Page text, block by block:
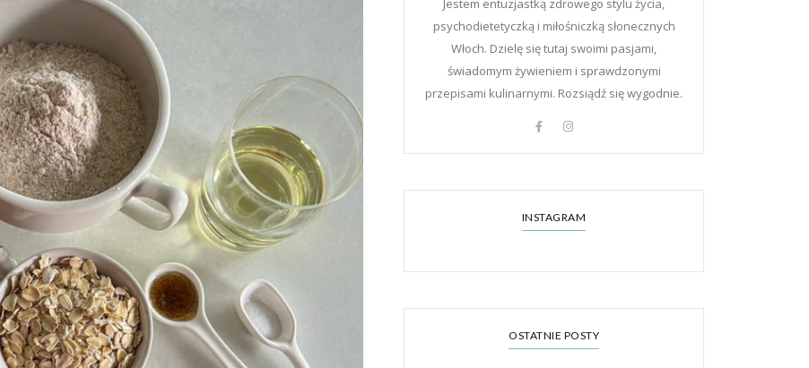
Jestem entuzjastką zdrowego stylu życia,
psychodietetyczką i miłośniczką słonecznych
Włoch. Dzielę się tutaj swoimi pasjami,
świadomym żywieniem i sprawdzonymi
przepisami kulinarnymi. Rozsiądź się wygodnie.
INSTAGRAM
OSTATNIE POSTY